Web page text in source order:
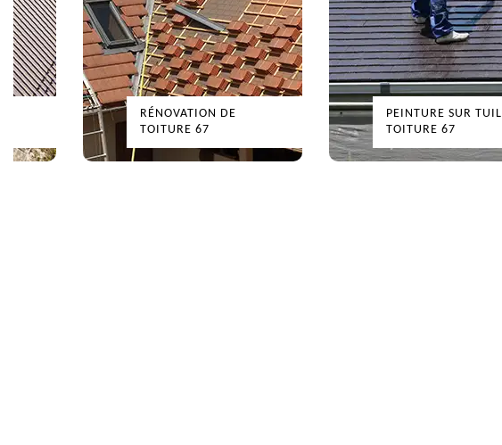
RÉNOVATION DE
TOITURE 67
PEINTURE SUR TUILE ET
TOITURE 67